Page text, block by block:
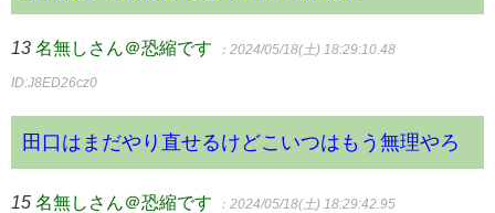
13 名無しさん＠恐縮です ：2024/05/18(土) 18:29:10.48
ID:J8ED26cz0
田口はまだやり直せるけどこいつはもう無理やろ
15 名無しさん＠恐縮です ：2024/05/18(土) 18:29:42.95